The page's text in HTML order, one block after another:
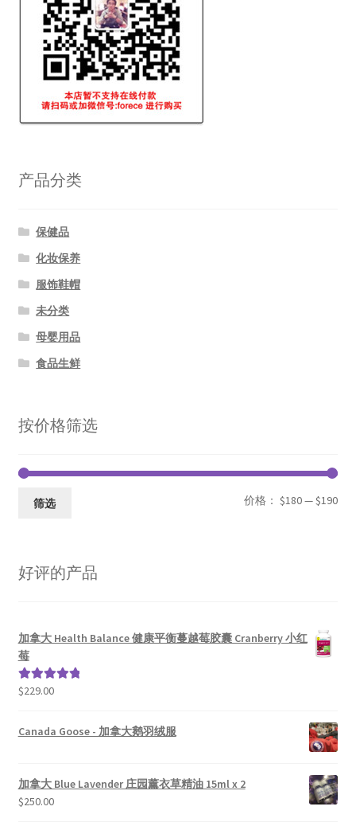
产品分类
保健品
化妆保养
服饰鞋帽
未分类
母婴用品
食品生鲜
按价格筛选
最
最
筛选 价格：$180—$190
好评的产品
加拿大 Health Balance 健康平衡蔓越莓胶囊 Cranberry 小红
莓
评分5.00
$229.00
Canada Goose - 加拿大鹅羽绒服
加拿大 Blue Lavender 庄园薰衣草精油 15ml x 2
$250.00